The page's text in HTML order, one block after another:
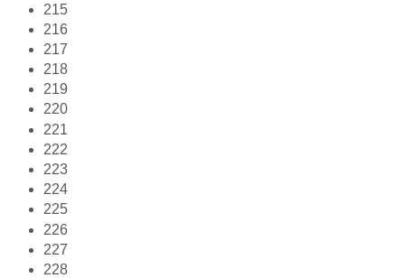
215
216
217
218
219
220
221
222
223
224
225
226
227
228